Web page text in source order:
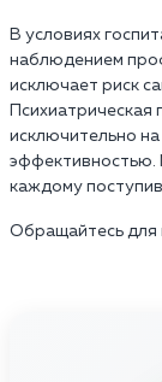
В условиях
наблюдением
исключает риск
Психиатрическая
исключительно
эффективностью.
каждому
Обращайтесь для